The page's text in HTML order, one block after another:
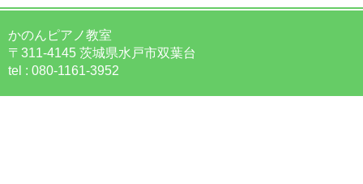
かのんピアノ教室
〒311-4145 茨城県水戸市双葉台
tel : 080-1161-3952